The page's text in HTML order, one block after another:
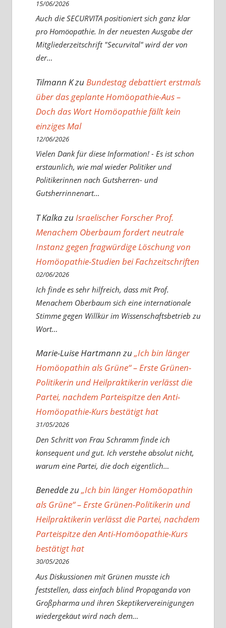
15/06/2026
Auch die SECURVITA positioniert sich ganz klar
pro Homöopathie. In der neuesten Ausgabe der
Mitgliederzeitschrift "Securvital" wird der von
der…
Tilmann KzuBundestag debattiert erstmals
über das geplante Homöopathie-Aus –
Doch das Wort Homöopathie fällt kein
einziges Mal
12/06/2026
Vielen Dank für diese Information! - Es ist schon
erstaunlich, wie mal wieder Politiker und
Politikerinnen nach Gutsherren- und
Gutsherrinnenart…
T KalkazuIsraelischer Forscher Prof.
Menachem Oberbaum fordert neutrale
Instanz gegen fragwürdige Löschung von
Homöopathie-Studien bei Fachzeitschriften
02/06/2026
Ich finde es sehr hilfreich, dass mit Prof.
Menachem Oberbaum sich eine internationale
Stimme gegen Willkür im Wissenschaftsbetrieb zu
Wort…
Marie-Luise Hartmannzu„Ich bin länger
Homöopathin als Grüne“ – Erste Grünen-
Politikerin und Heilpraktikerin verlässt die
Partei, nachdem Parteispitze den Anti-
Homöopathie-Kurs bestätigt hat
31/05/2026
Den Schritt von Frau Schramm finde ich
konsequent und gut. Ich verstehe absolut nicht,
warum eine Partei, die doch eigentlich…
Beneddezu„Ich bin länger Homöopathin
als Grüne“ – Erste Grünen-Politikerin und
Heilpraktikerin verlässt die Partei, nachdem
Parteispitze den Anti-Homöopathie-Kurs
bestätigt hat
30/05/2026
Aus Diskussionen mit Grünen musste ich
feststellen, dass einfach blind Propaganda von
Großpharma und ihren Skeptikervereinigungen
wiedergekäut wird nach dem…